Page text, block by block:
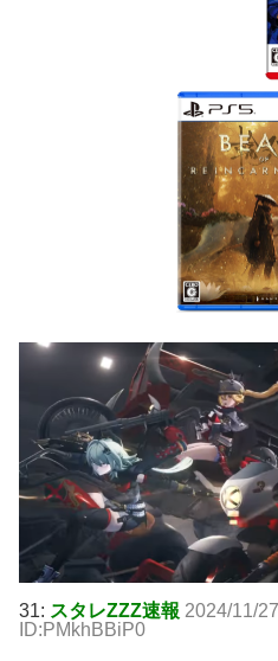
31: スタレZZZ速報 2024/11/
ID:PMkhBBiP0